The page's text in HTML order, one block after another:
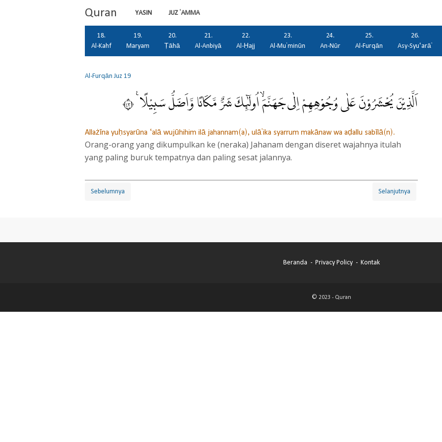
Quran YASIN
JUZ 'AMMA
18.
Al-Kahf
19.
Maryam
20.
Ṭāhā
21.
Al-Anbiyā
22.
Al-Ḥajj
23.
Al-Mu'minūn
24.
An-Nūr
25.
Al-Furqān
26.
Asy-Syu‘arā'
Al-FurqānJuz 19
اَلَّذِيْنَ يُحْشَرُوْنَ عَلٰى وُجُوْهِهِمْ اِلٰى جَهَنَّمَۙ اُولٰۤىِٕكَ شَرٌّ مَّكَانًا وَّاَضَلُّ سَبِيْلًا ࣖ ٣٤
Allażīna yuḥsyarūna ‘alā wujūhihim ilā jahannam(a), ulā'ika syarrum makānaw wa aḍallu sabīlā(n).
Orang-orang yang dikumpulkan ke (neraka) Jahanam dengan diseret wajahnya itulah
yang paling buruk tempatnya dan paling sesat jalannya.
Sebelumnya Selanjutnya
Beranda Privacy Policy Kontak
© 2023 - Quran